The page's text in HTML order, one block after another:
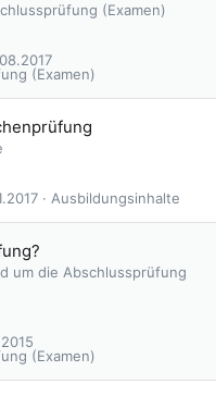
(Examen)
(Examen)
Ausbildungsinhalte
um die Abschlussprüfung
(Examen)